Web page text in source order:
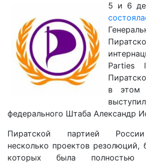
5 и 6
Parties
в этом
федерального Штаба Александр
Пиратской партией России
несколько проектов резолюций,
которых была полностью